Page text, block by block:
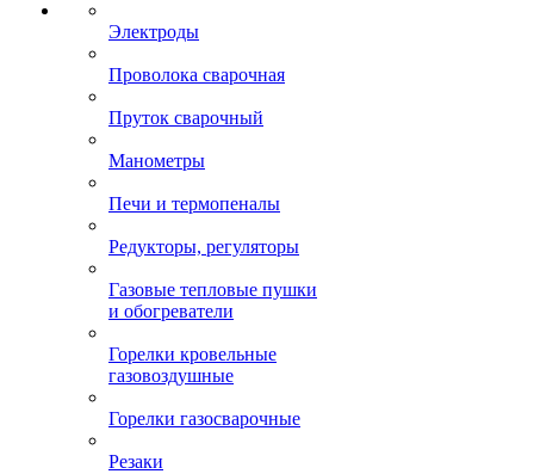
Электроды
Проволока сварочная
Пруток сварочный
Манометры
Печи и термопеналы
Редукторы, регуляторы
Газовые тепловые пушки
и обогреватели
Горелки кровельные
газовоздушные
Горелки газосварочные
Резаки